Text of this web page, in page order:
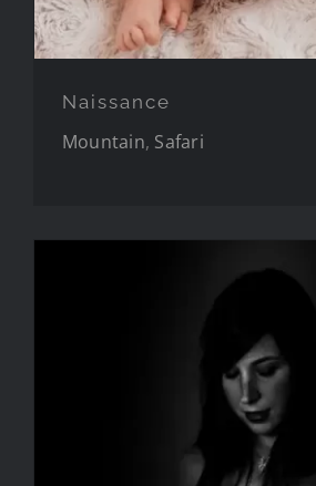
Naissance
Mountain, Safari